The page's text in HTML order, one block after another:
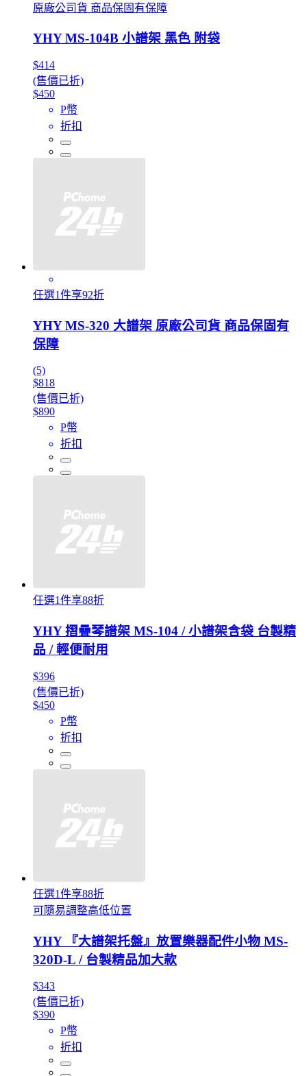
原廠公司貨 商品保固有保障
YHY MS-104B 小譜架 黑色 附袋
$414
(售價已折)
$450
P幣
折扣
任選1件享92折
YHY MS-320 大譜架 原廠公司貨 商品保固有
保障
(5)
$818
(售價已折)
$890
P幣
折扣
任選1件享88折
YHY 摺疊琴譜架 MS-104 / 小譜架含袋 台製精
品 / 輕便耐用
$396
(售價已折)
$450
P幣
折扣
任選1件享88折
可隨易調整高低位置
YHY 『大譜架托盤』放置樂器配件小物 MS-
320D-L / 台製精品加大款
$343
(售價已折)
$390
P幣
折扣